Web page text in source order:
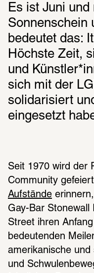
Es ist Juni
Sonnenschein
bedeutet das:
Höchste Zeit,
und
sich mit der
solidarisiert
eingesetzt
Seit 1970 wird der
Community
Aufstände
Gay-Bar Stonewall
Street ihren
bedeutenden
amerikanische und
und